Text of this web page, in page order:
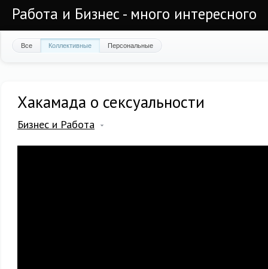
Работа и Бизнес - много интересного
Все Коллективные Персональные
Хакамада о сексуальности
Бизнес и Работа